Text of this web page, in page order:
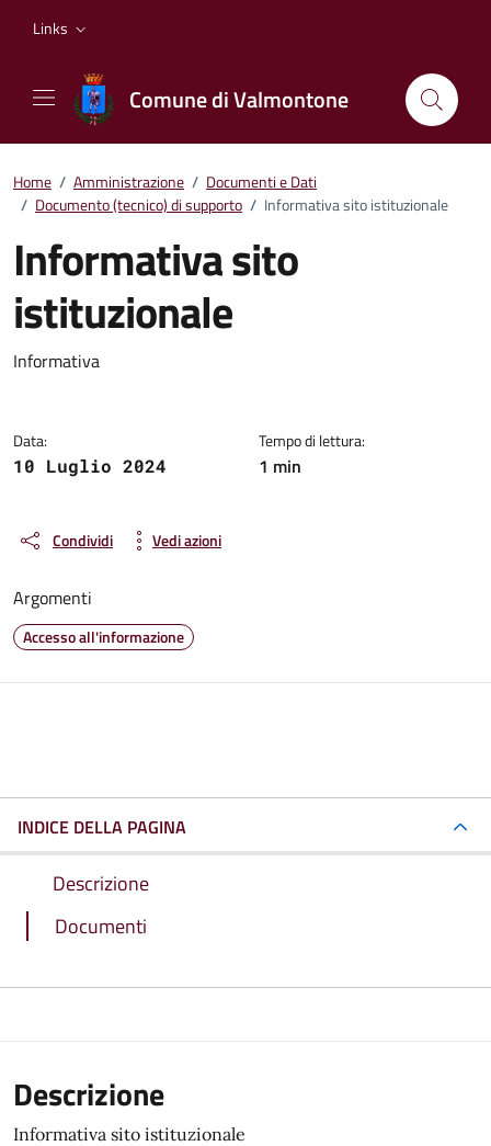
Links
Comune di Valmontone
Home / Amministrazione / Documenti e Dati
/ Documento (tecnico) di supporto / Informativa sito istituzionale
Informativa sito
istituzionale
Dettagli del documento
Informativa
Data:
10 Luglio 2024
Tempo di lettura:
1 min
Condividi Vedi azioni
Argomenti
Accesso all'informazione
INDICE DELLA PAGINA
Descrizione
Documenti
Descrizione
Informativa sito istituzionale